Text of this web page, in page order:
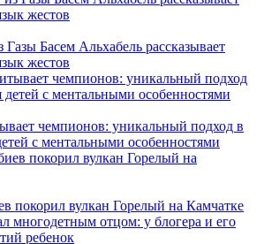
Басем Альхабель рассказывает
жестов
чемпионов: уникальный подход в
с ментальными особенностями
покорил вулкан Горелый на Камчатке